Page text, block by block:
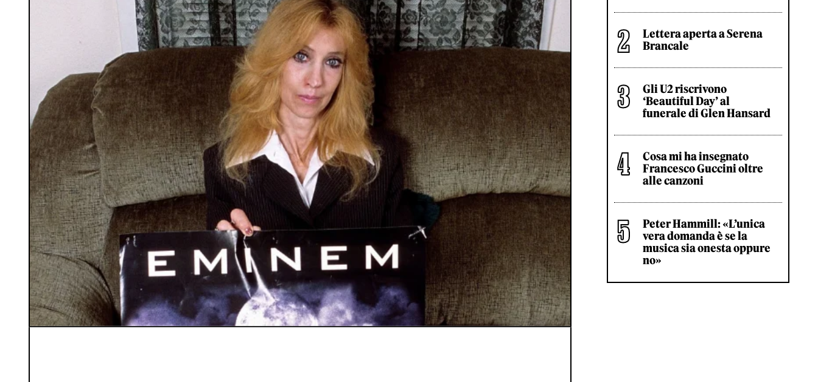
Lettera aperta a Serena
Brancale
Gli U2 riscrivono
‘Beautiful Day’ al
funerale di Glen Hansard
Cosa mi ha insegnato
Francesco Guccini oltre
alle canzoni
Peter Hammill: «L’unica
vera domanda è se la
musica sia onesta oppure
no»